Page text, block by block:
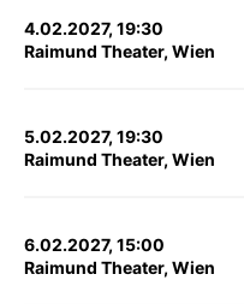
4.02.2027, 19:30
Raimund Theater, Wien
5.02.2027, 19:30
Raimund Theater, Wien
6.02.2027, 15:00
Raimund Theater, Wien